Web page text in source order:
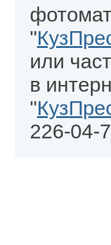
"
или
в
"
226-04-